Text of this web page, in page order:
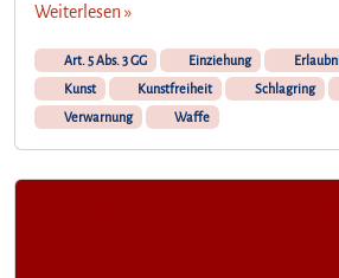
Weiterlesen »
Art. 5 Abs. 3 GG Einziehung
Kunst
Kunstfreiheit Schlagring
Verwarnung
Waffe